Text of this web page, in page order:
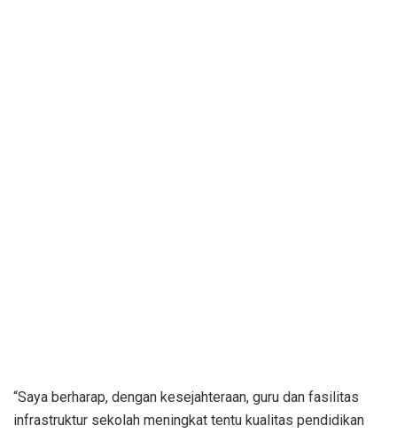
“Saya berharap, dengan kesejahteraan, guru dan fasilitas
infrastruktur sekolah meningkat tentu kualitas pendidikan